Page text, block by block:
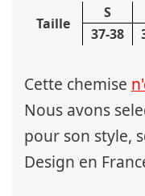
Taille
S
37-38
Cette chemise
Nous avons
pour son style,
Design en